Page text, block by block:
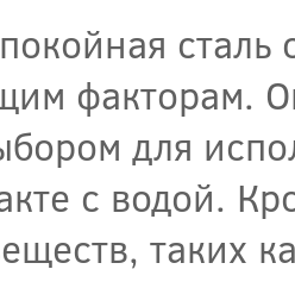
факторам.
для
с водой.
таких